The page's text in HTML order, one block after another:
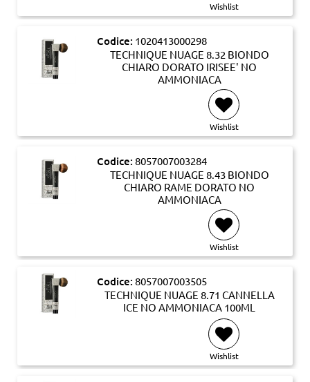
Wishlist
Codice: 1020413000298
TECHNIQUE NUAGE 8.32 BIONDO
CHIARO DORATO IRISEE' NO
AMMONIACA
Wishlist
Codice: 8057007003284
TECHNIQUE NUAGE 8.43 BIONDO
CHIARO RAME DORATO NO
AMMONIACA
Wishlist
Codice: 8057007003505
TECHNIQUE NUAGE 8.71 CANNELLA
ICE NO AMMONIACA 100ML
Wishlist